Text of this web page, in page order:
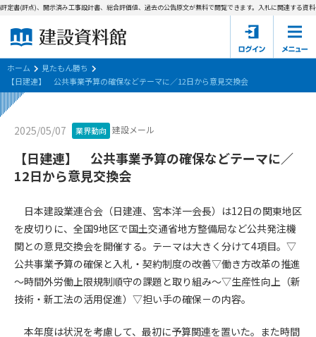
建設資料館とは
東京都の入札資料
国土交通省の入札資料
見たもん勝ち
会員登録について
サポーター会員一覧
会社概要 お問い合わせ
個人情報保護方針
会員規約
(評点)、開示済み工事設計書、総合評価値、過去の公告原文が無料で閲覧できます。入札に関連する資料→
ホーム
見たもん勝ち
【日建連】 公共事業予算の確保などテーマに／12日から意見交換会
2025/05/07 業界動向 建設メール
【日建連】 公共事業予算の確保などテーマに／
12日から意見交換会
日本建設業連合会（日建連、宮本洋一会長）は12日の関東地区
を皮切りに、全国9地区で国土交通省地方整備局など公共発注機
関との意見交換会を開催する。テーマは大きく分けて4項目。▽
公共事業予算の確保と入札・契約制度の改善▽働き方改革の推進
～時間外労働上限規制順守の課題と取り組み～▽生産性向上（新
技術・新工法の活用促進）▽担い手の確保－の内容。
本年度は状況を考慮して、最初に予算関連を置いた。また時間
第1条（規約の目的）
会員サービスの利用条件等について定めるものです。
2. 管理者が建設資料館WEB上で随時掲載するルールは本規約の
一部を構成するものとします。
第2条（規約の変更）
本規約は、会員の了承を得ることなく、随時変更されることが
あります。変更内容は、建設資料館WEB上に表示した時点で直